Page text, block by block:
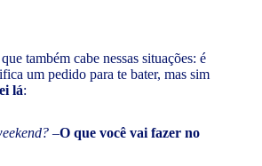
também cabe nessas situações: é
um pedido para te bater, mas sim
lá:
–O que você vai fazer no